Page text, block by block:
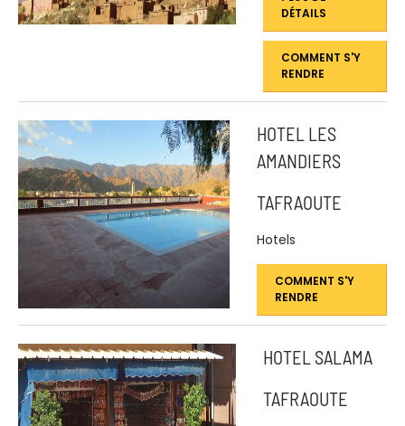
DÉTAILS
COMMENT S'Y
RENDRE
HOTEL LES
AMANDIERS
TAFRAOUTE
Hotels
COMMENT S'Y
RENDRE
HOTEL SALAMA
TAFRAOUTE